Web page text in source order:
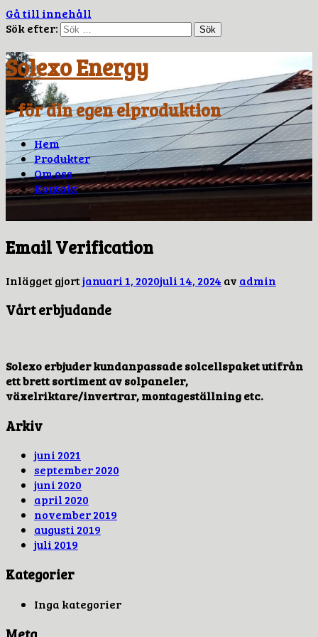
Gå till innehåll
Sök efter:
Solexo Energy
– för din egen elproduktion
Hem
Produkter
Om oss
Kontakt
Email Verification
Inlägget gjortjanuari 1, 2020juli 14, 2024 av admin
Vårt erbjudande
Solexo erbjuder kundanpassade solcellspaket utifrån
ett brett sortiment av solpaneler,
växelriktare/invertrar, montageställning etc.
Arkiv
juni 2021
september 2020
juni 2020
april 2020
november 2019
augusti 2019
juli 2019
Kategorier
Inga kategorier